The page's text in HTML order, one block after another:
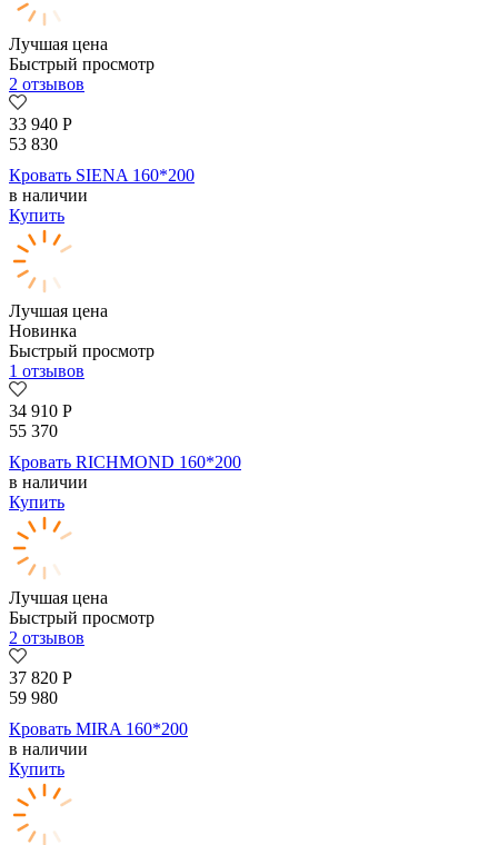
Лучшая цена
Быстрый просмотр
2 отзывов
33 940 Р
53 830
Кровать SIENA 160*200
в наличии
Купить
Лучшая цена
Новинка
Быстрый просмотр
1 отзывов
34 910 Р
55 370
Кровать RICHMOND 160*200
в наличии
Купить
Лучшая цена
Быстрый просмотр
2 отзывов
37 820 Р
59 980
Кровать MIRA 160*200
в наличии
Купить